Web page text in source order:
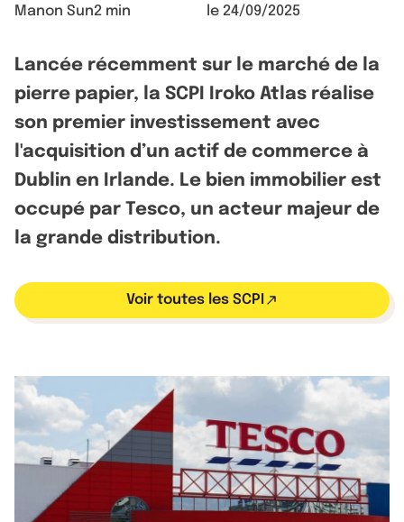
Manon Sun2 min le 24/09/2025
Lancée récemment sur le marché de la
pierre papier, la SCPI Iroko Atlas réalise
son premier investissement avec
l'acquisition d’un actif de commerce à
Dublin en Irlande. Le bien immobilier est
occupé par Tesco, un acteur majeur de
la grande distribution.
Voir toutes les SCPI